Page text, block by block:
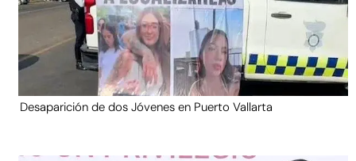
Desaparición de dos Jóvenes en Puerto Vallarta